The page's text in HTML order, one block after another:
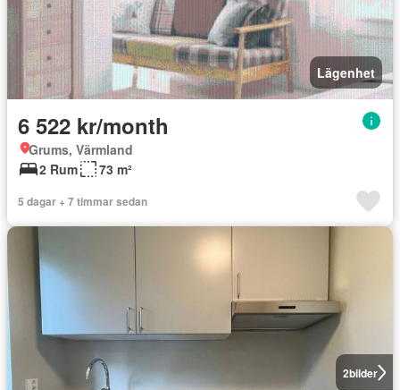
Lägenhet
6 522 kr/month
Grums, Värmland
2 Rum
73 m²
5 dagar + 7 timmar sedan
2bilder